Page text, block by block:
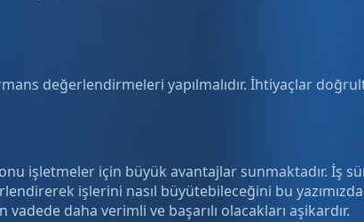
değerlendirmeleri yapılmalıdır. İhtiyaçlar
işletmeler için büyük avantajlar sunmaktadır. İş
işlerini nasıl büyütebileceğini bu
daha verimli ve başarılı olacakları aşikardır.